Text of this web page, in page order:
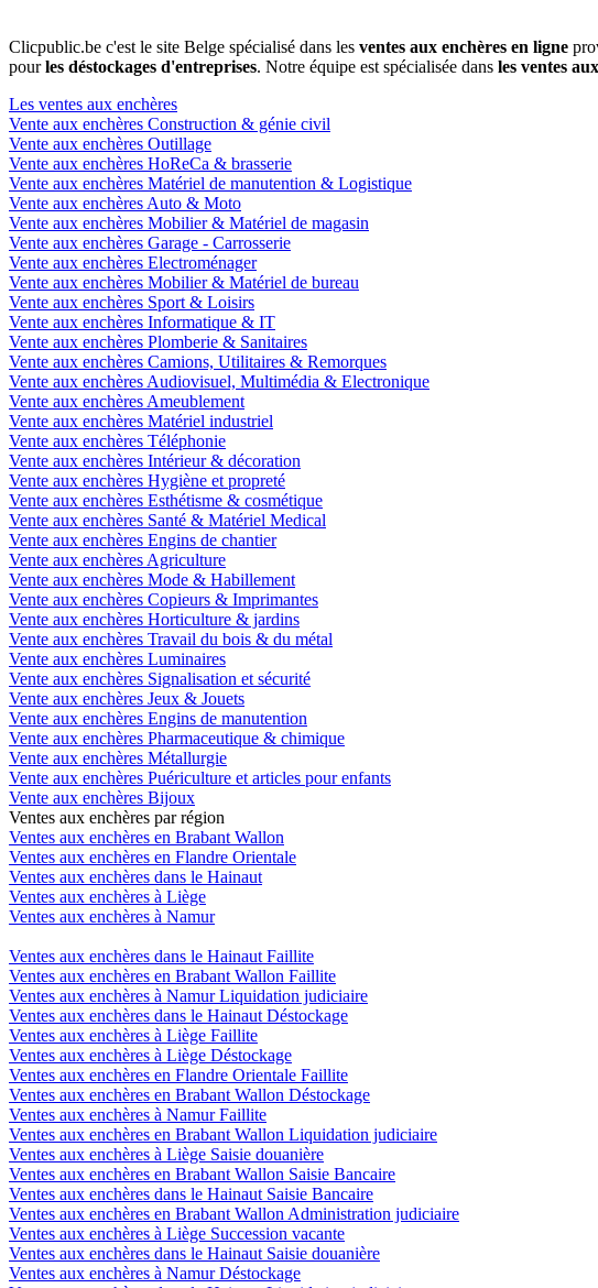
Clicpublic.be c'est le site Belge spécialisé dans les ventes aux enchères en ligne
pourles déstockages d'entreprises. Notre équipe est spécialisée dans les ventes
Les ventes aux enchères
Vente aux enchères Construction & génie civil
Vente aux enchères Outillage
Vente aux enchères HoReCa & brasserie
Vente aux enchères Matériel de manutention & Logistique
Vente aux enchères Auto & Moto
Vente aux enchères Mobilier & Matériel de magasin
Vente aux enchères Garage - Carrosserie
Vente aux enchères Electroménager
Vente aux enchères Mobilier & Matériel de bureau
Vente aux enchères Sport & Loisirs
Vente aux enchères Informatique & IT
Vente aux enchères Plomberie & Sanitaires
Vente aux enchères Camions, Utilitaires & Remorques
Vente aux enchères Audiovisuel, Multimédia & Electronique
Vente aux enchères Ameublement
Vente aux enchères Matériel industriel
Vente aux enchères Téléphonie
Vente aux enchères Intérieur & décoration
Vente aux enchères Hygiène et propreté
Vente aux enchères Esthétisme & cosmétique
Vente aux enchères Santé & Matériel Medical
Vente aux enchères Engins de chantier
Vente aux enchères Agriculture
Vente aux enchères Mode & Habillement
Vente aux enchères Copieurs & Imprimantes
Vente aux enchères Horticulture & jardins
Vente aux enchères Travail du bois & du métal
Vente aux enchères Luminaires
Vente aux enchères Signalisation et sécurité
Vente aux enchères Jeux & Jouets
Vente aux enchères Engins de manutention
Vente aux enchères Pharmaceutique & chimique
Vente aux enchères Métallurgie
Vente aux enchères Puériculture et articles pour enfants
Vente aux enchères Bijoux
Ventes aux enchères par région
Ventes aux enchères en Brabant Wallon
Ventes aux enchères en Flandre Orientale
Ventes aux enchères dans le Hainaut
Ventes aux enchères à Liège
Ventes aux enchères à Namur
Ventes aux enchères dans le Hainaut Faillite
Ventes aux enchères en Brabant Wallon Faillite
Ventes aux enchères à Namur Liquidation judiciaire
Ventes aux enchères dans le Hainaut Déstockage
Ventes aux enchères à Liège Faillite
Ventes aux enchères à Liège Déstockage
Ventes aux enchères en Flandre Orientale Faillite
Ventes aux enchères en Brabant Wallon Déstockage
Ventes aux enchères à Namur Faillite
Ventes aux enchères en Brabant Wallon Liquidation judiciaire
Ventes aux enchères à Liège Saisie douanière
Ventes aux enchères en Brabant Wallon Saisie Bancaire
Ventes aux enchères dans le Hainaut Saisie Bancaire
Ventes aux enchères en Brabant Wallon Administration judiciaire
Ventes aux enchères à Liège Succession vacante
Ventes aux enchères dans le Hainaut Saisie douanière
Ventes aux enchères à Namur Déstockage